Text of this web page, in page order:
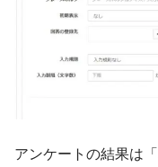
アンケートの結果は